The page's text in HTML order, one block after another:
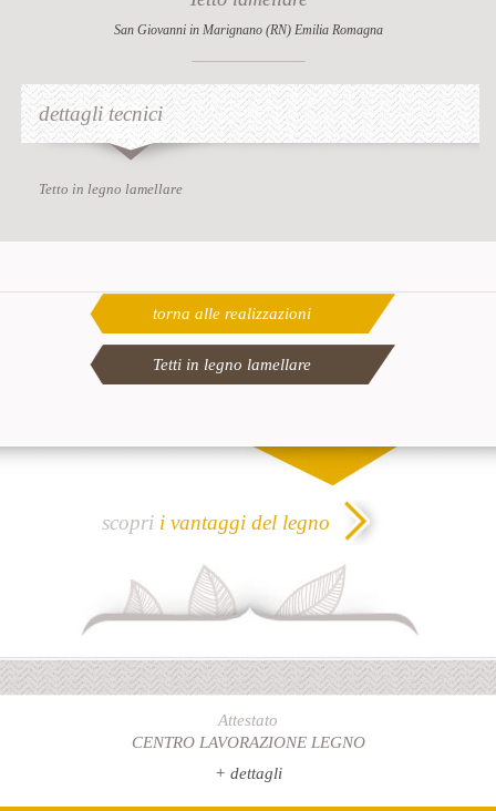
San Giovanni in Marignano (RN) Emilia Romagna
dettagli tecnici
Tetto in legno lamellare
torna alle realizzazioni
Tetti in legno lamellare
scopri i vantaggi del legno
Attestato
CENTRO LAVORAZIONE LEGNO
+ dettagli